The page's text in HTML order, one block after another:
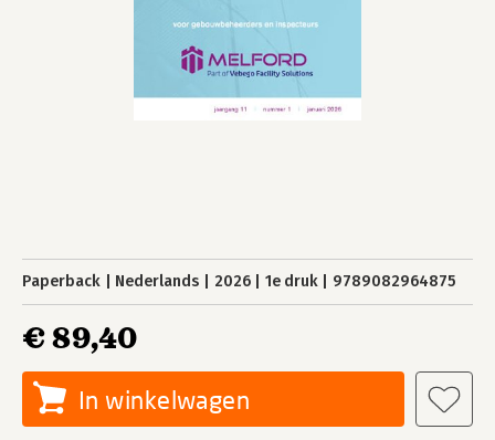
Paperback Nederlands 2026 1e druk 9789082964875
€ 89,40
In winkelwagen